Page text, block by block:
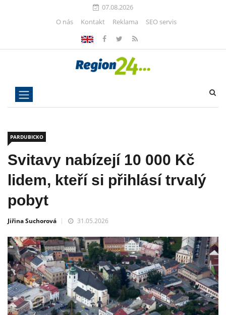
07.08.2026
O nás
Kontakt Reklama SEO servis
PARDUBICKO
Svitavy nabízejí 10 000 Kč
lidem, kteří si přihlásí trvalý
pobyt
Jiřina Suchorová 31.05.2026